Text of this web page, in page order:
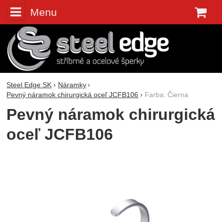
Menu
Steel Edge SK
Náramky
Pevný náramok chirurgická oceľ JCFB106
Farba: Čierna
Pevný náramok chirurgická
oceľ JCFB106